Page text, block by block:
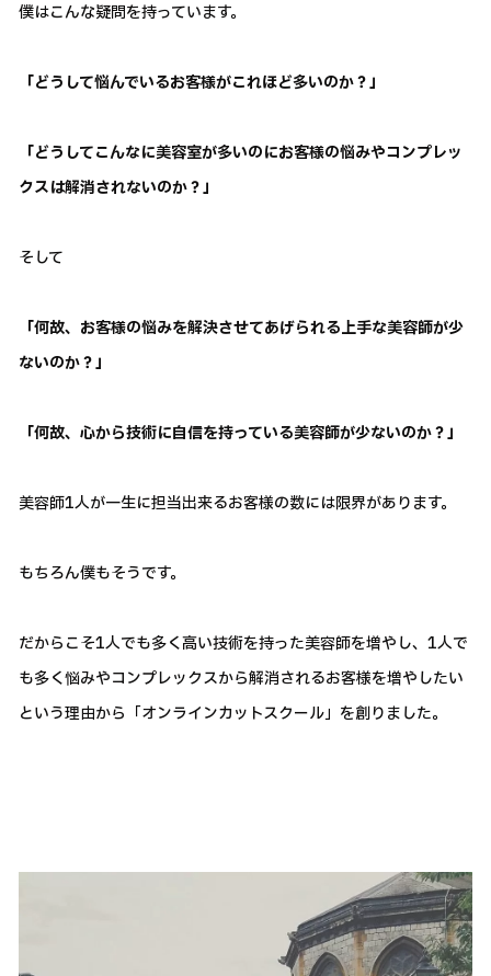
僕はこんな疑問を持っています。
「どうして悩んでいるお客様がこれほど多いのか？」
「どうしてこんなに美容室が多いのにお客様の悩みやコンプレッ
クスは解消されないのか？」
そして
「何故、お客様の悩みを解決させてあげられる上手な美容師が少
ないのか？」
「何故、心から技術に自信を持っている美容師が少ないのか？」
美容師1人が一生に担当出来るお客様の数には限界があります。
もちろん僕もそうです。
だからこそ1人でも多く高い技術を持った美容師を増やし、1人で
も多く悩みやコンプレックスから解消されるお客様を増やしたい
という理由から「オンラインカットスクール」を創りました。